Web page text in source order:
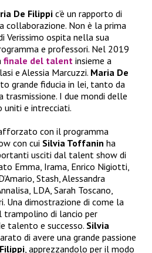
De Filippic’è un rapporto di
collaborazione. Non è la prima
Verissimo ospita nella sua
e professori. Nel 2019
finale del talent insieme a
e Alessia Marcuzzi. Maria De
grande fiducia in lei, tanto da
trasmissione. I due mondi delle
uniti e intrecciati.
con il programma
con cui Silvia Toffanin ha
usciti dal talent show di
Emma, Irama, Enrico Nigiotti,
Stash, Alessandra
LDA, Sarah Toscano,
Una dimostrazione di come la
trampolino di lancio per
talento e successo. Silvia
di avere una grande passione
, apprezzandolo per il modo